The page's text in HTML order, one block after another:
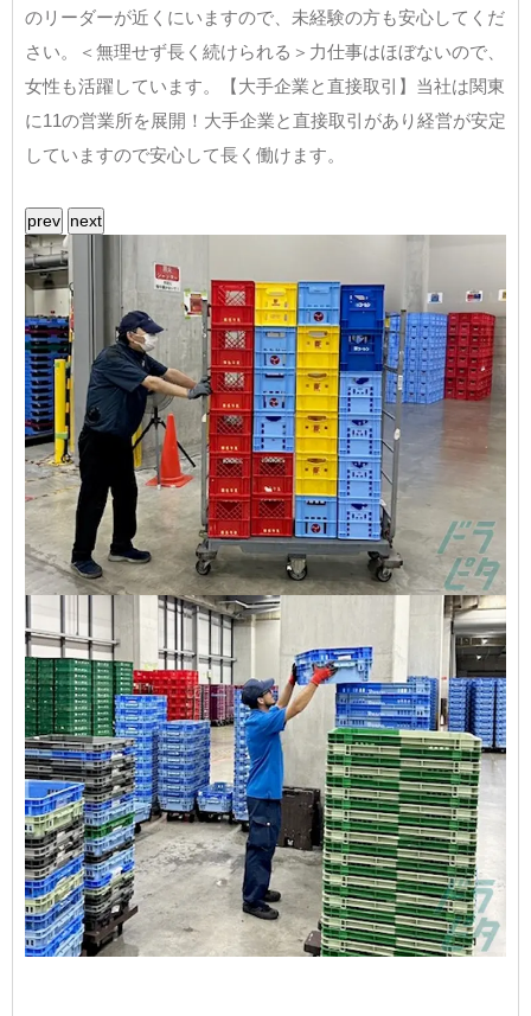
のリーダーが近くにいますので、未経験の方も安心してくだ
さい。＜無理せず長く続けられる＞力仕事はほぼないので、
女性も活躍しています。【大手企業と直接取引】当社は関東
に11の営業所を展開！大手企業と直接取引があり経営が安定
していますので安心して長く働けます。
prev next